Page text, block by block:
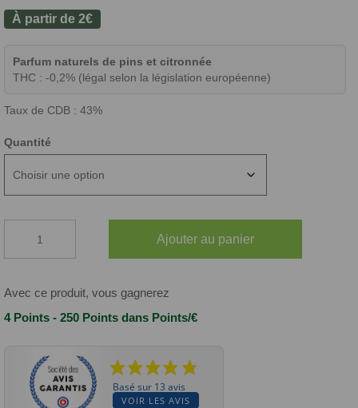
À partir de 2€
Parfum naturels de pins et citronnée
THC : -0,2% (légal selon la législation européenne)
Taux de CDB : 43%
Quantité
RÉSINE
O-
CBD
Ajouter au panier
Avec ce produit, vous gagnerez
4 Points - 250 Points dans Points/€
Basé sur 13 avis
VOIR LES AVIS